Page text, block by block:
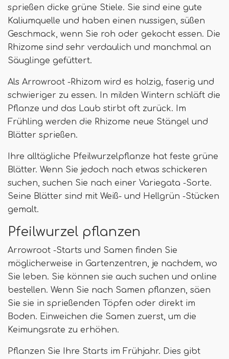
sprießen dicke grüne Stiele. Sie sind eine gute
Kaliumquelle und haben einen nussigen, süßen
Geschmack, wenn Sie roh oder gekocht essen. Die
Rhizome sind sehr verdaulich und manchmal an
Säuglinge gefüttert.
Als Arrowroot -Rhizom wird es holzig, faserig und
schwieriger zu essen. In milden Wintern schläft die
Pflanze und das Laub stirbt oft zurück. Im
Frühling werden die Rhizome neue Stängel und
Blätter sprießen.
Ihre alltägliche Pfeilwurzelpflanze hat feste grüne
Blätter. Wenn Sie jedoch nach etwas schickeren
suchen, suchen Sie nach einer Variegata -Sorte.
Seine Blätter sind mit Weiß- und Hellgrün -Stücken
gemalt.
Pfeilwurzel pflanzen
Arrowroot -Starts und Samen finden Sie
möglicherweise in Gartenzentren, je nachdem, wo
Sie leben. Sie können sie auch suchen und online
bestellen. Wenn Sie nach Samen pflanzen, säen
Sie sie in sprießenden Töpfen oder direkt im
Boden. Einweichen die Samen zuerst, um die
Keimungsrate zu erhöhen.
Pflanzen Sie Ihre Starts im Frühjahr. Dies gibt